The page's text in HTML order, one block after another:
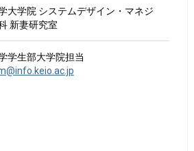
大学院 システムデザイン・マネジ
新妻研究室
学生部大学院担当